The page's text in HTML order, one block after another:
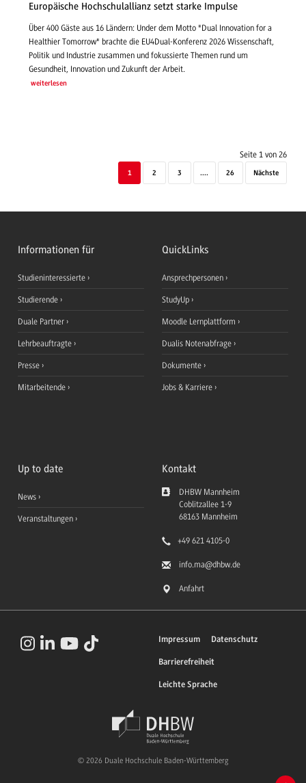
Europäische Hochschulallianz setzt starke Impulse
Über 400 Gäste aus 16 Ländern: Under dem Motto "Dual Innovation for a
Healthier Tomorrow" brachte die EU4Dual-Konferenz 2026 Wissenschaft,
Politik und Industrie zusammen und fokussierte Themen rund um
Gesundheit, Innovation und Zukunft der Arbeit.
weiterlesen
Seite 1 von 26
1 2 3 .... 26 Nächste
Informationen für
Studieninteressierte
Studierende
Duale Partner
Lehrbeauftragte
Presse
Mitarbeitende
QuickLinks
Ansprechpersonen
StudyUp
Moodle Lernplattform
Dualis Notenabfrage
Dokumente
Jobs & Karriere
Up to date
News
Veranstaltungen
Kontakt
DHBW Mannheim
Coblitzallee 1-9
68163 Mannheim
+49 621 4105-0
info.ma@dhbw.de
Anfahrt
Impressum Datenschutz
Barrierefreiheit
Leichte Sprache
© 2026 Duale Hochschule Baden-Württemberg